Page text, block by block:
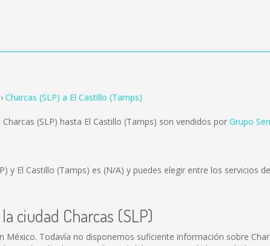
Charcas (SLP) a El Castillo (Tamps)
(SLP) hasta El Castillo (Tamps) son vendidos por Grupo
y El Castillo (Tamps) es (N/A) y puedes elegir entre los servicios
ciudad Charcas (SLP)
México. Todavía no disponemos suficiente información sobre